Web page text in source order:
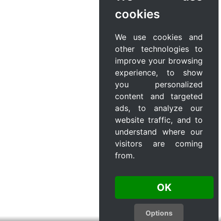
cookies
We use cookies and
other technologies to
improve your browsing
experience, to show
you personalized
content and targeted
ads, to analyze our
website traffic, and to
understand where our
visitors are coming
from.
OK
Options